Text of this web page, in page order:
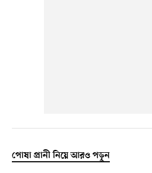
পোষা প্রানী নিয়ে আরও পড়ুন